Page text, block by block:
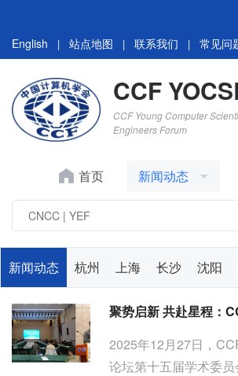
English | 站点地图 | 联系我们 | 常见问
CCF
CCF Young Computer
Engineers Forum
首页 新闻动态
新闻动态 杭州 上海 长沙 沈阳
2025年12月27日，
论坛第十五届学术委